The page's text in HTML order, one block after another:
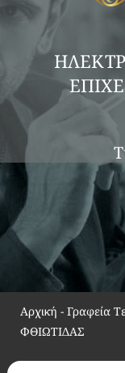
Αρχική - Γραφεία
ΦΘΙΩΤΙΔΑΣ